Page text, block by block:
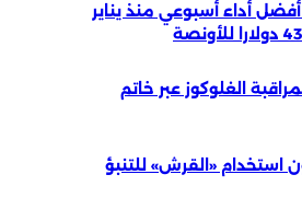
أداء أسبوعي منذ يناير
الغلوكوز عبر خاتم
استخدام «القرش» للتنبؤ